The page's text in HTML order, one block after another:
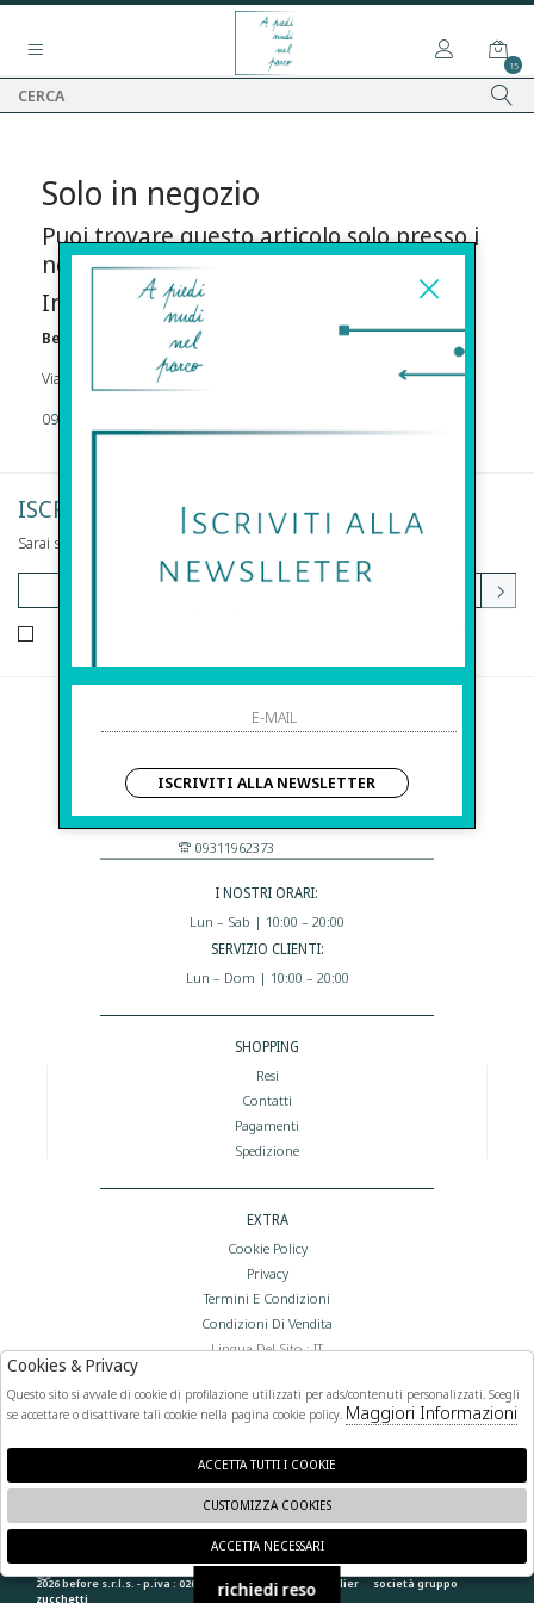
15
Solo in negozio
Puoi trovare questo articolo solo presso i
nostri punti vendita:
Info contatti
Before s.r.l.s.
Via Della Maestranza , 23 96100 Siracusa
09311962373
ISCRIVITI ALLA NEWSLETTER
Sarai sempre aggiornato su offerte e promozioni.
Before S.r.l.s.
Via Della Maestranza , 23
96100 Siracusa - Italia
Eshop@apiedinudinelparcoboutique.com
09311962373
I NOSTRI ORARI:
Lun – Sab | 10:00 – 20:00
SERVIZIO CLIENTI:
Lun – Dom | 10:00 – 20:00
SHOPPING
Resi
Contatti
Pagamenti
Spedizione
EXTRA
Cookie Policy
Privacy
Termini E Condizioni
Condizioni Di Vendita
Lingua Del Sito : IT
FOLLOW US
2026 before s.r.l.s. - p.iva : 02066400892 powered by atelier società gruppo
zucchetti
🍪
ISCRIVITI ALLA NEWSLETTER
richiedi reso
Cookies & Privacy
Questo sito si avvale di cookie di profilazione utilizzati per ads/contenuti personalizzati. Scegli
se accettare o disattivare tali cookie nella pagina cookie policy. Maggiori Informazioni
ACCETTA TUTTI I COOKIE
CUSTOMIZZA COOKIES
ACCETTA NECESSARI